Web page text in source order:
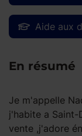
Aide aux
En résumé
Je m'appelle
j'habite a Saint-
vente ,j'adore